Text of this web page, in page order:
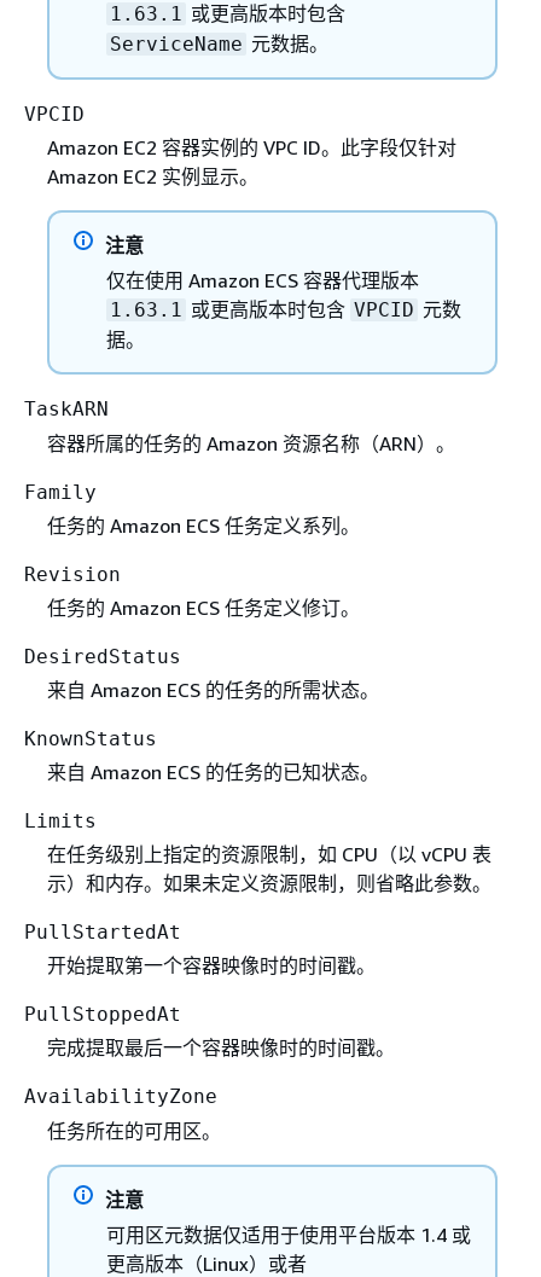
1.63.1 或更高版本时包含
ServiceName 元数据。
VPCID
Amazon EC2 容器实例的 VPC ID。此字段仅针对
Amazon EC2 实例显示。
注意
仅在使用 Amazon ECS 容器代理版本
1.63.1 或更高版本时包含 VPCID 元数
据。
TaskARN
容器所属的任务的 Amazon 资源名称（ARN）。
Family
任务的 Amazon ECS 任务定义系列。
Revision
任务的 Amazon ECS 任务定义修订。
DesiredStatus
来自 Amazon ECS 的任务的所需状态。
KnownStatus
来自 Amazon ECS 的任务的已知状态。
Limits
在任务级别上指定的资源限制，如 CPU（以 vCPU 表
示）和内存。如果未定义资源限制，则省略此参数。
PullStartedAt
开始提取第一个容器映像时的时间戳。
PullStoppedAt
完成提取最后一个容器映像时的时间戳。
AvailabilityZone
任务所在的可用区。
注意
可用区元数据仅适用于使用平台版本 1.4 或
更高版本（Linux）或者